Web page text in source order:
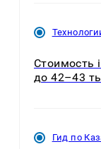
Стоимость
до 42–43
Гид по